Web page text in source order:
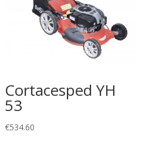
Cortacesped YH
53
€534.60